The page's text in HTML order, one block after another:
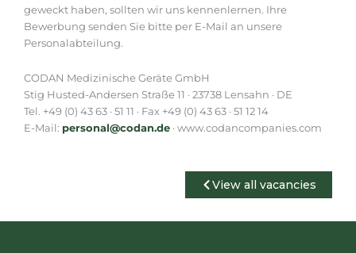
geweckt haben, sollten wir uns kennenlernen. Ihre
Bewerbung senden Sie bitte per E-Mail an unsere
Personalabteilung.
CODAN Medizinische Geräte GmbH
Stig Husted-Andersen Straße 11 · 23738 Lensahn · DE
Tel. +49 (0) 43 63 · 51 11 · Fax +49 (0) 43 63 · 51 12 14
E-Mail: personal@codan.de · www.codancompanies.com
View all vacancies